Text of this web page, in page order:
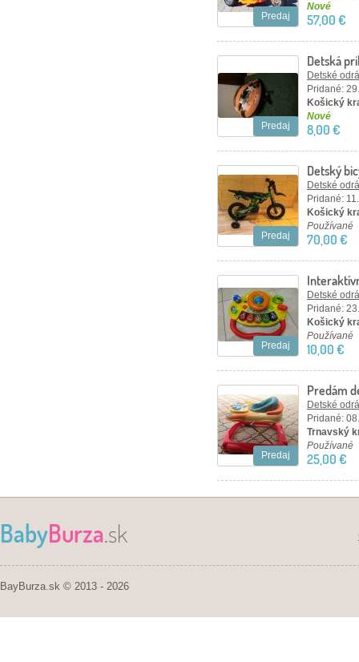
Predaj
Nové
57,00 €
Predaj
Detská
Detské
Pridané:
Košický
Nové
8,00 €
Predaj
Detský
Detské
Pridané:
Košický
Používané
70,00 €
Predaj
jednom
Detské
Pridané:
Košický
Používané
10,00 €
Predaj
Predám
Detské
Pridané:
Trnavský
Používané
25,00 €
BabyBurza.sk
BayBurza.sk © 2013 - 2026